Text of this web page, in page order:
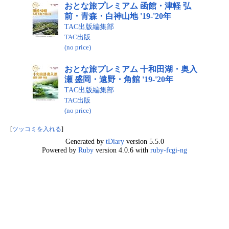
おとな旅プレミアム 函館・津軽 弘
前・青森・白神山地 '19-'20年
TAC出版編集部
TAC出版
(no price)
おとな旅プレミアム 十和田湖・奥入
瀬 盛岡・遠野・角館 '19-'20年
TAC出版編集部
TAC出版
(no price)
[ツッコミを入れる]
Generated by tDiaryversion 5.5.0
Powered by Ruby version 4.0.6 with ruby-fcgi-ng